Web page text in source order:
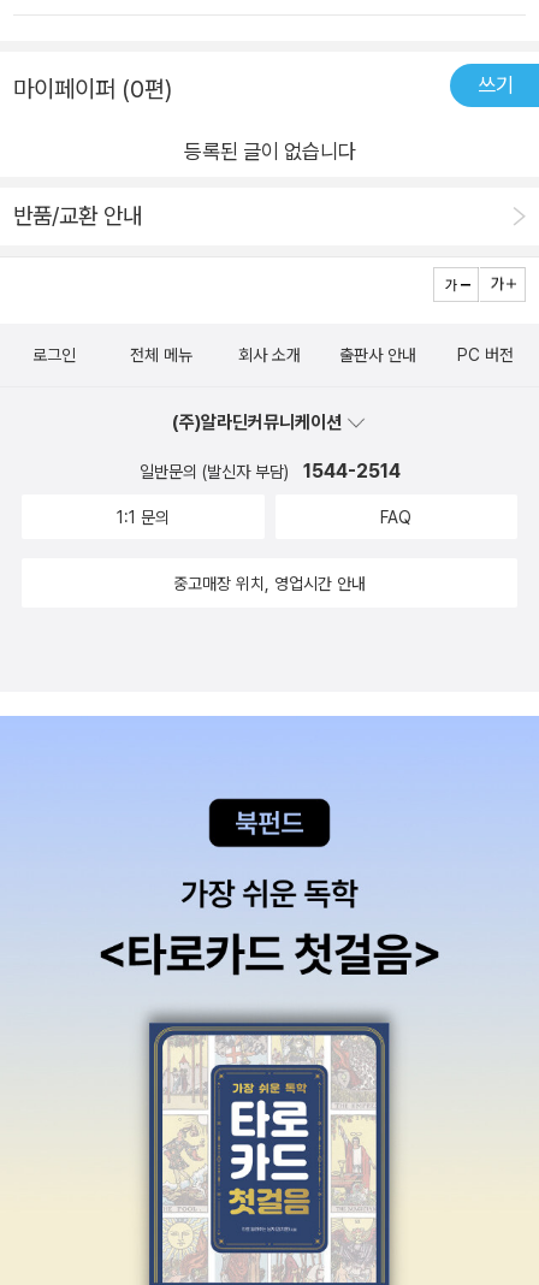
마이페이퍼 (0편) 쓰기
등록된 글이 없습니다
반품/교환 안내
로그인 전체 메뉴 회사 소개 출판사 안내 PC 버전
(주)알라딘커뮤니케이션
일반문의 (발신자 부담) 1544-2514
1:1 문의 FAQ
중고매장 위치, 영업시간 안내